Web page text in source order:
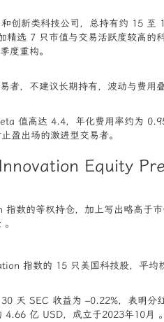
创新类科技公司，总持有约 15 至
精选 7 只市值与交易活跃度较高的科
度重构。
者，不建议长期持有，波动与费用
值高达 4.4，年化费用率约为
盈出场的激进型交易者。
Equity
数的等权持仓，加上写出略高于
指数的 15 只美国科技股，平均
天 SEC 收益为 –0.22%，表明
亿 USD，成立于2023年10月 。